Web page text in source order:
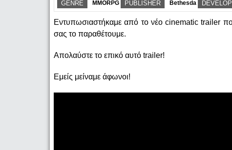
GENRE MMORPG PUBLISHER Bethesda
Εντυπωσιαστήκαμε από το νέο cinematic trailer
σας το παραθέτουμε.
Απολαύστε το επικό αυτό trailer!
Εμείς μείναμε άφωνοι!